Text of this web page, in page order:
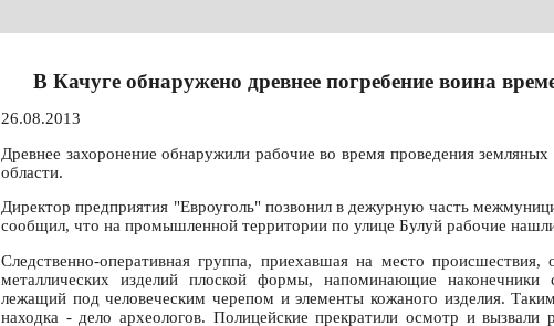
В Качуге обнаружено древнее погребение воина
26.08.2013
Древнее захоронение обнаружили рабочие во время проведения
области.
Директор предприятия "Евроуголь" позвонил в дежурную часть
сообщил, что на промышленной территории по улице Булуй рабочие нашли
Следственно-оперативная группа, приехавшая на место
металлических изделий плоской формы, напоминающие наконечники
лежащий под человеческим черепом и элементы кожаного изделия.
находка - дело археологов. Полицейские прекратили осмотр и вызвали